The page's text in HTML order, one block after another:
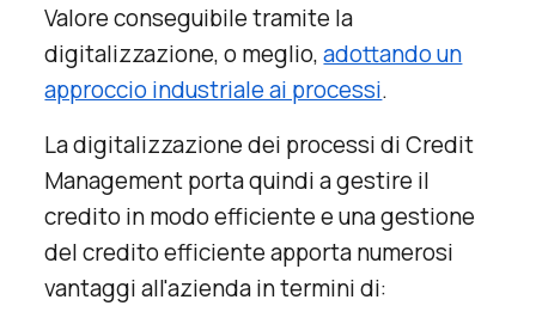
Valore conseguibile tramite la
digitalizzazione, o meglio,adottando un
approccio industriale ai processi.
La digitalizzazione dei processi di Credit
Management porta quindi a gestire il
credito in modo efficiente e una gestione
del credito efficiente apporta numerosi
vantaggi all'azienda in termini di: